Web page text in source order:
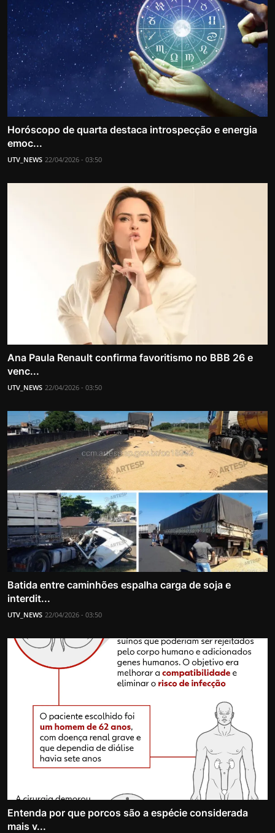
Horóscopo de quarta destaca introspecção e energia
emoc...
UTV_NEWS 22/04/2026 - 03:50
Ana Paula Renault confirma favoritismo no BBB 26 e
venc...
UTV_NEWS 22/04/2026 - 03:50
Batida entre caminhões espalha carga de soja e
interdit...
UTV_NEWS 22/04/2026 - 03:50
Entenda por que porcos são a espécie considerada
mais v...